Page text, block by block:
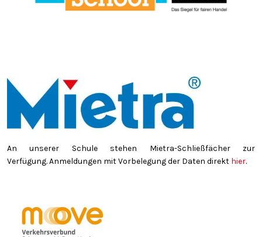
An unserer Schule stehen Mietra-Schließfächer zur
Verfügung. Anmeldungen mit Vorbelegung der Daten direkt hier.